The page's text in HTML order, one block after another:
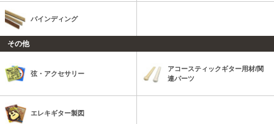
バインディング
その他
弦・アクセサリー
アコースティックギター用材/関
連パーツ
エレキギター製図